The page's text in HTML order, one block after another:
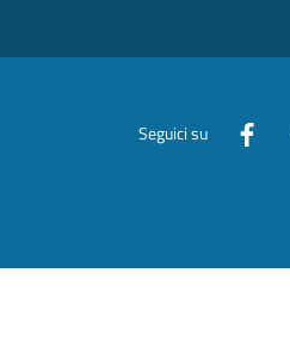
Seguici su